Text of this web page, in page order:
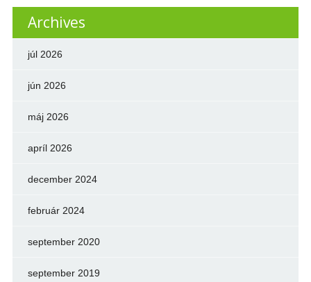
Archives
júl 2026
jún 2026
máj 2026
apríl 2026
december 2024
február 2024
september 2020
september 2019